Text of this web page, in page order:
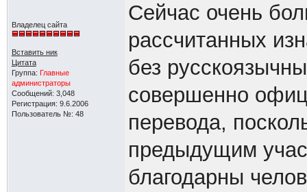
Владелец сайта
Вставить ник
Цитата
Группа: Главные
администраторы
Сообщений: 3,048
Регистрация: 9.6.2006
Пользователь №: 48
Сейчас очень
рассчитанных
без
совершенно
перевода,
предыдущим
благодарны